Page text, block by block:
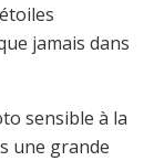
jamais dans
sensible à la
une grande